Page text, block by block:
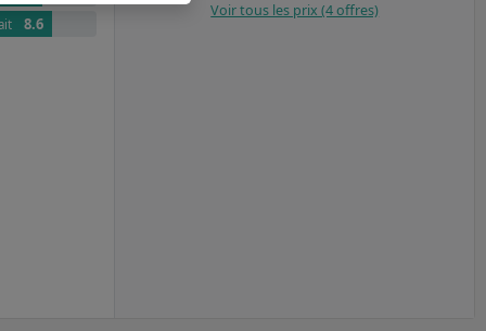
8.6
Voir tous les prix (4 offres)